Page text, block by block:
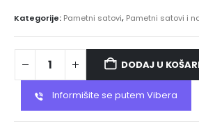
Kategorije: Pametni satovi, Pametni satovi i
DODAJ U
Informišite se putem Vibera